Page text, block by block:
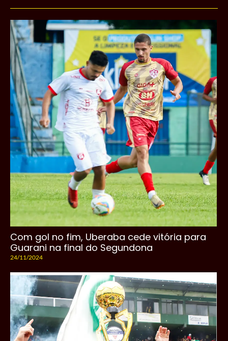
Com gol no fim, Uberaba cede vitória para
Guarani na final do Segundona
24/11/2024